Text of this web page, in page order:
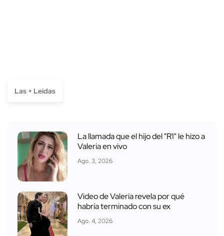
Las + Leídas
La llamada que el hijo del "R1" le hizo a
Valeria en vivo
Ago. 3, 2026
Video de Valeria revela por qué
habría terminado con su ex
Ago. 4, 2026